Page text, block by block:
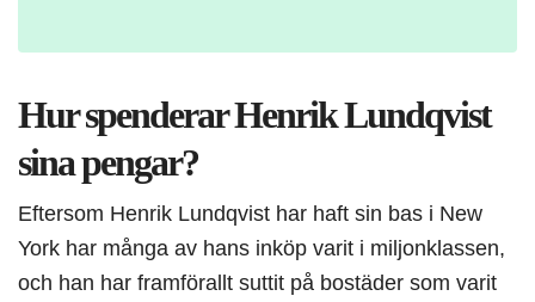
Hur spenderar Henrik Lundqvist
sina pengar?
Eftersom Henrik Lundqvist har haft sin bas i New
York har många av hans inköp varit i miljonklassen,
och han har framförallt suttit på bostäder som varit